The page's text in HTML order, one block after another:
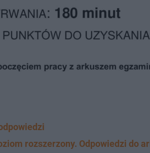
rozszerzony. Odpowiedzi do